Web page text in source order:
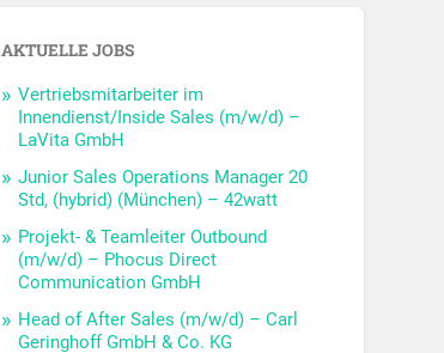
AKTUELLE JOBS
Vertriebsmitarbeiter im
Innendienst/Inside Sales (m/w/d) –
LaVita GmbH
Junior Sales Operations Manager 20
Std, (hybrid) (München) – 42watt
Projekt- & Teamleiter Outbound
(m/w/d) – Phocus Direct
Communication GmbH
Head of After Sales (m/w/d) – Carl
Geringhoff GmbH & Co. KG